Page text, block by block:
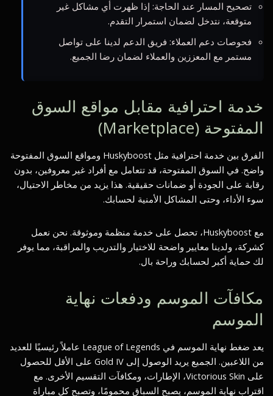
تصحيح المسار عند الحاجة: إذا ظهرت أي مشاكل غير
متوقعة، نتدخل لضمان استمرار التقدم.
فحوصات دعم العملاء: فريق الدعم لدينا على تواصل
مستمر مع المعززين والعملاء لضمان رضا الجميع.
خدمة احترافية مقابل مواقع السوق
المفتوحة (Marketplace)
الفرق بين خدمة احترافية مثل Huskyboost ومواقع السوق المفتوحة
واضح. في السوق المفتوحة، قد تتعامل مع أفراد غير معروفين، بدون
رقابة على الجودة أو ضمانات حقيقية. هذا يزيد من مخاطر الاحتيال،
سوء الأداء، وحتى المشاكل الأمنية لحسابك.
مع Huskyboost، تحصل على خدمة منظمة وموثوقة. نحن نعمل
كشركة، ولدينا معايير واضحة للاختيار والتدريب والمراقبة، مما يوفر
لك حماية أكبر لحسابك وراحة بال.
مكافآت الموسم ودفعات نهاية
الموسم
يعد ضغط نهاية الموسم في League of Legends عاملاً رئيسيًا للعديد
من اللاعبين. الجميع يريد الوصول إلى Gold IV على الأقل للحصول
على Victorious Skin، الإطارات، ومكافآت التقسيم الأخرى. مع
اقتراب نهاية الموسم، يصبح السباق محمومًا، وتصبح كل مباراة